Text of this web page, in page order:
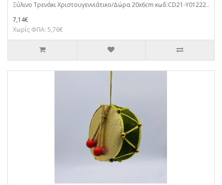
Ξύλινο Τρενάκι Χριστουγεννιάτικο/Δώρα 20x6cm κωδ:CD21-Y01222..
7,14€
Χωρίς ΦΠΑ: 5,76€